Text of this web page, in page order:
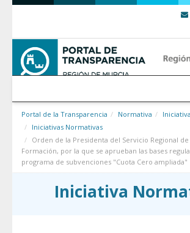
Saltar al contenido
Portal de la Transparencia Normativa
Iniciativas Normativas
Orden de la Presidenta del Servicio Regional
Formación, por la que se aprueban las bases
programa de subvenciones "Cuota Cero ampliada"
Iniciativa